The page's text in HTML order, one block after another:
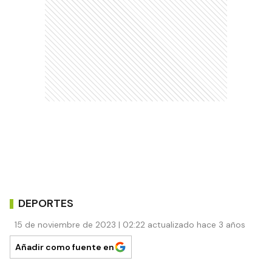
DEPORTES
15 de noviembre de 2023 | 02:22 actualizado hace 3 años
Añadir como fuente en